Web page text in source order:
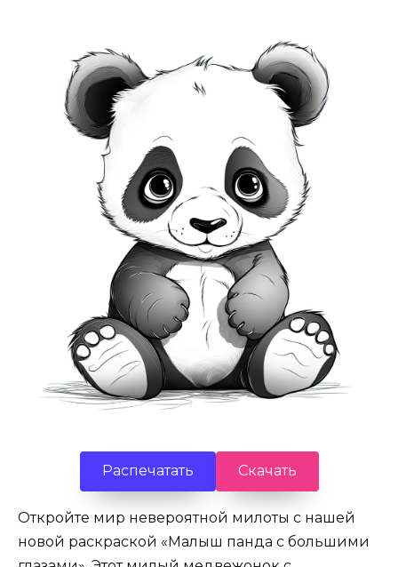
Распечатать Скачать
Откройте мир невероятной милоты с нашей
новой раскраской «Малыш панда с большими